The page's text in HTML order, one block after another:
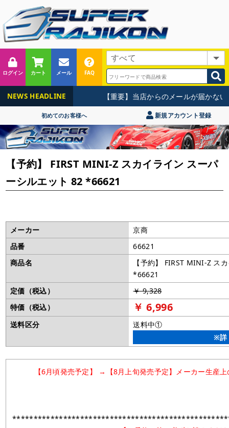
ログイン カート メール FAQ
NEWS HEADLINE 【重要】当店からのメールが届かない
初めてのお客様へ 新規アカウント登録
【予約】 FIRST MINI-Z スカイライン スーパ
ーシルエット 82 *66621
メーカー
京商
品番
66621
商品名
【予約】 FIRST MINI-Z ス
*66621
定価（税込）
￥ 9,328
特価（税込）
￥ 6,996
送料区分
送料中①
※詳
【6月頃発売予定】 →【8月上旬発売予定】メーカー生産